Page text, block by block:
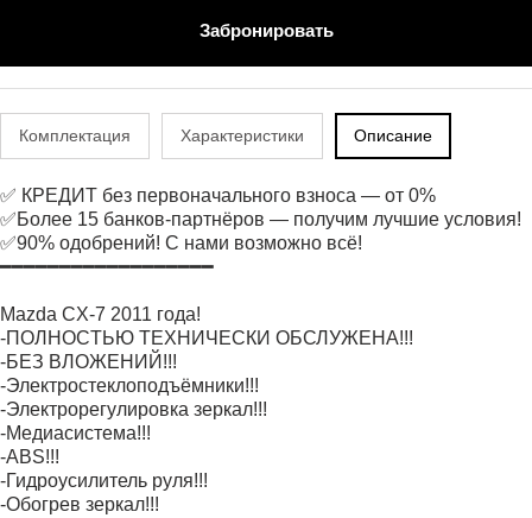
Забронировать
Комплектация Характеристики Описание
✅ КРЕДИТ без первоначального взноса — от 0%
✅Более 15 банков-партнёров — получим лучшие условия!
✅90% одобрений! С нами возможно всё!
━━━━━━━━━━━━━━━━━━
Mazda CX-7 2011 гoдa!
-ПОЛHОCTЬЮ ТEXHИЧEСКИ OБСЛУЖЕHA!!!
-БЕЗ BЛОЖEHИЙ!!!
-Элeктpocтеклоподъёмники!!!
-Электрорегулировка зеркал!!!
-Медиасистема!!!
-АВS!!!
-Гидроусилитель руля!!!
-Обогрев зеркал!!!